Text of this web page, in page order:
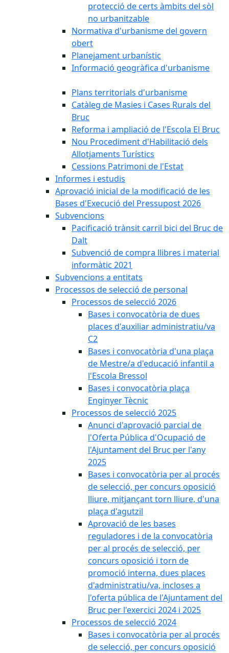
protecció de certs àmbits del sòl
no urbanitzable
Normativa d'urbanisme del govern
obert
Planejament urbanístic
Informació geogràfica d'urbanisme
Plans territorials d'urbanisme
Catàleg de Masies i Cases Rurals del
Bruc
Reforma i ampliació de l'Escola El Bruc
Nou Procediment d'Habilitació dels
Allotjaments Turístics
Cessions Patrimoni de l'Estat
Informes i estudis
Aprovació inicial de la modificació de les
Bases d'Execució del Pressupost 2026
Subvencions
Pacificació trànsit carril bici del Bruc de
Dalt
Subvenció de compra llibres i material
informàtic 2021
Subvencions a entitats
Processos de selecció de personal
Processos de selecció 2026
Bases i convocatòria de dues
places d'auxiliar administratiu/va
C2
Bases i convocatòria d'una plaça
de Mestre/a d'educació infantil a
l'Escola Bressol
Bases i convocatòria plaça
Enginyer Tècnic
Processos de selecció 2025
Anunci d'aprovació parcial de
l'Oferta Pública d'Ocupació de
l'Ajuntament del Bruc per l'any
2025
Bases i convocatòria per al procés
de selecció, per concurs oposició
lliure, mitjançant torn lliure, d'una
plaça d'agutzil
Aprovació de les bases
reguladores i de la convocatòria
per al procés de selecció, per
concurs oposició i torn de
promoció interna, dues places
d'administratiu/va, incloses a
l'oferta pública de l'Ajuntament del
Bruc per l'exercici 2024 i 2025
Processos de selecció 2024
Bases i convocatòria per al procés
de selecció, per concurs oposició